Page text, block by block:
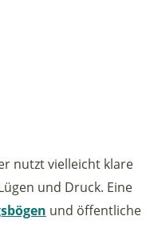
nutzt vielleicht klare
und Druck. Eine
und öffentliche